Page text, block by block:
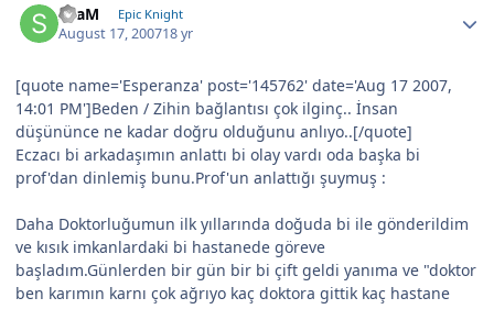
SLaM Epic Knight
August 17, 200718 yr
[quote name='Esperanza' post='145762' date='Aug 17 2007,
14:01 PM']Beden / Zihin bağlantısı çok ilginç.. İnsan
düşününce ne kadar doğru olduğunu anlıyo..[/quote]
Eczacı bi arkadaşımın anlattı bi olay vardı oda başka bi
prof'dan dinlemiş bunu.Prof'un anlattığı şuymuş :
Daha Doktorluğumun ilk yıllarında doğuda bi ile gönderildim
ve kısık imkanlardaki bi hastanede göreve
başladım.Günlerden bir gün bir bi çift geldi yanıma ve "doktor
ben karımın karnı çok ağrıyo kaç doktora gittik kaç hastane